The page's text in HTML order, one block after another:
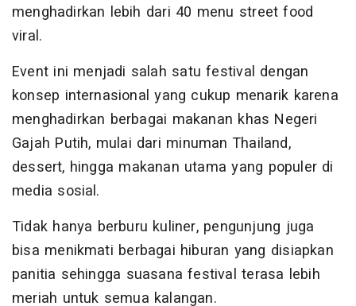
menghadirkan lebih dari 40 menu street food
viral.
Event ini menjadi salah satu festival dengan
konsep internasional yang cukup menarik karena
menghadirkan berbagai makanan khas Negeri
Gajah Putih, mulai dari minuman Thailand,
dessert, hingga makanan utama yang populer di
media sosial.
Tidak hanya berburu kuliner, pengunjung juga
bisa menikmati berbagai hiburan yang disiapkan
panitia sehingga suasana festival terasa lebih
meriah untuk semua kalangan.